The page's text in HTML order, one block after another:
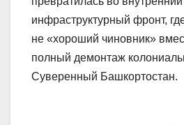
инфраструктурный фронт,
не «хороший чиновник»
полный демонтаж
Суверенный Башкортостан.